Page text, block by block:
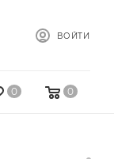
ВОЙТИ
0 0